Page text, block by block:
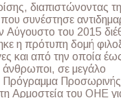
διαπιστώνοντας τη
συνέστησε
Αύγουστο του 2015
η πρότυπη δομή
και από την οποία
άνθρωποι, σε μεγάλο
Πρόγραμμα Προσωρινής
Αρμοστεία του ΟΗΕ